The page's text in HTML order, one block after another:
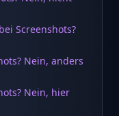
Screenshots?
Nein, anders
Nein, hier